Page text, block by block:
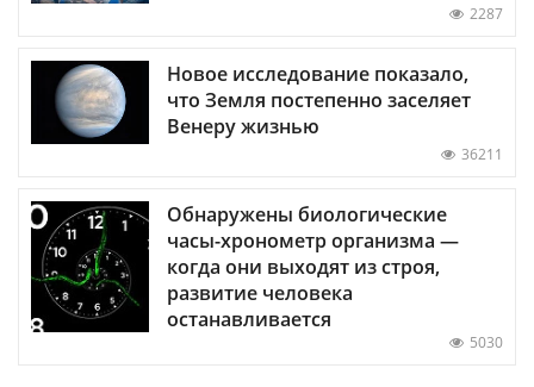
2287
Новое исследование показало,
что Земля постепенно заселяет
Венеру жизнью
36211
Обнаружены биологические
часы-хронометр организма —
когда они выходят из строя,
развитие человека
останавливается
5030